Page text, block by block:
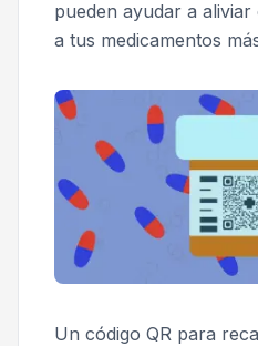
pueden ayudar a
a tus medicamentos
Un código QR para